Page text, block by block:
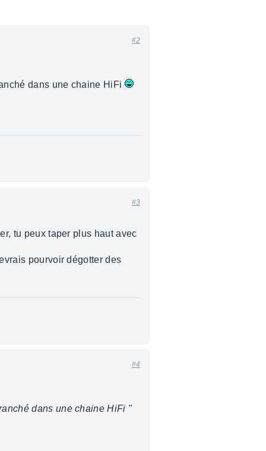
#2
dans une chaine HiFi
#3
tu peux taper plus haut avec
pourvoir dégotter des
#4
dans une chaine HiFi "